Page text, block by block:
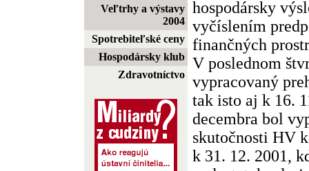
Veľtrhy a výstavy
2004
Spotrebiteľské ceny
Hospodársky klub
Zdravotníctvo
hospodársky
vyčíslením
finančných
V poslednom
vypracovaný
tak isto aj k 16.
decembra bol
skutočnosti HV
k 31. 12. 2001,